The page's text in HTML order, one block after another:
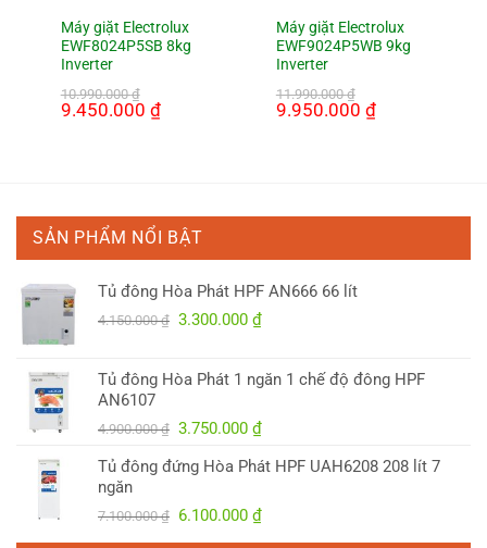
Máy giặt Electrolux
EWF8024P5SB 8kg
Inverter
10.990.000₫
Giá
gốc
9.450.000 ₫Giá
hiện
Máy giặt Electrolux
EWF9024P5WB 9kg
Inverter
11.990.000₫
Giá
gốc
9.950.000 ₫Giá
hiện
SẢN PHẨM NỔI BẬT
Tủ đông Hòa Phát HPF AN666 66 lít
4.150.000₫ Giá
4.150.000 ₫.
3.300.000 ₫Giá
là:
Tủ đông Hòa Phát 1 ngăn 1 chế độ đông HPF
AN6107
4.900.000₫ Giá
là:
3.750.000 ₫Giá
tại
3.750.000 ₫.
Tủ đông đứng Hòa Phát HPF UAH6208 208 lít 7
ngăn
7.100.000₫ Giá
6.100.000 ₫Giá